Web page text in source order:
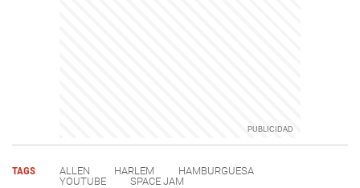
TAGS ALLEN HARLEM
HAMBURGUESA
YOUTUBE
SPACE JAM